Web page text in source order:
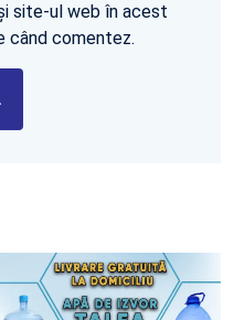
site-ul web în acest
când comentez.